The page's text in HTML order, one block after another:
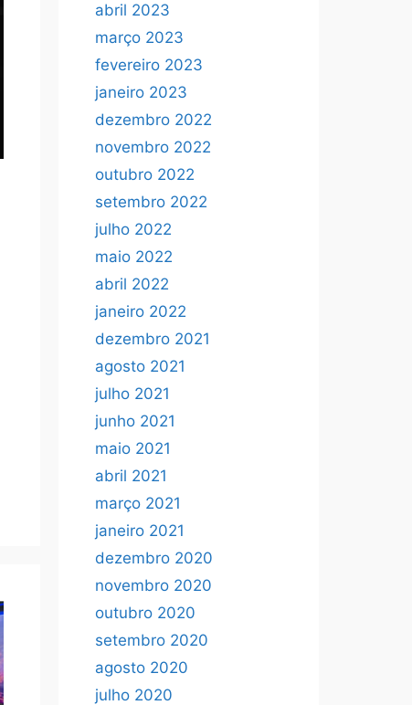
abril 2023
março 2023
fevereiro 2023
janeiro 2023
dezembro 2022
novembro 2022
outubro 2022
setembro 2022
julho 2022
maio 2022
abril 2022
janeiro 2022
dezembro 2021
agosto 2021
julho 2021
junho 2021
maio 2021
abril 2021
março 2021
janeiro 2021
dezembro 2020
novembro 2020
outubro 2020
setembro 2020
agosto 2020
julho 2020